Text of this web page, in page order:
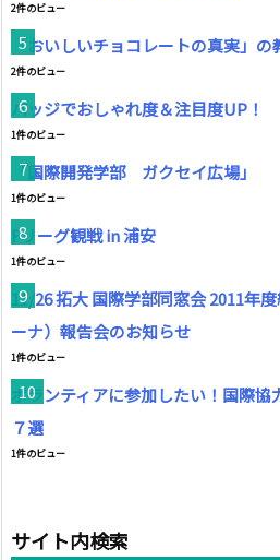
2件のビュー
「おいしいチョコレートの真実」
2件のビュー
バッジでおしゃれ度＆注目度UP！
1件のビュー
「国際開発学部 ガクセイ広場」
1件のビュー
Fリーグ観戦 in 浦安
1件のビュー
11/26 拓大 国際学部同窓会 2011年
ーナ）報告会のお知らせ
1件のビュー
ボランティアに参加したい！国際
７選
1件のビュー
サイト内検索